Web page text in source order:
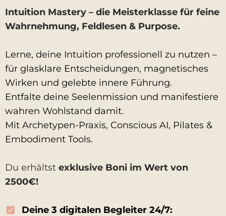
Intuition Mastery – die Meisterklasse für feine
Wahrnehmung, Feldlesen & Purpose.
Lerne, deine Intuition professionell zu nutzen –
für glasklare Entscheidungen, magnetisches
Wirken und gelebte innere Führung.
Entfalte deine Seelenmission und manifestiere
wahren Wohlstand damit.
Mit Archetypen-Praxis, Conscious AI, Pilates &
Embodiment Tools.
Du erhältst exklusive Boni im Wert von
2500€!
Deine 3 digitalen Begleiter 24/7: